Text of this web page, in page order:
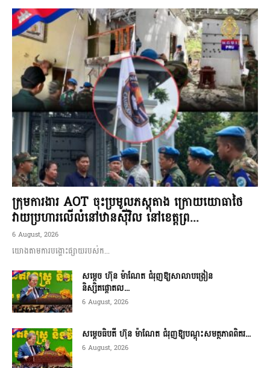
ក្រុមការងារ AOT ចុះប្រមូលភស្តុតាង ក្រោយយោធាថៃ
វាយប្រហារលើលំនៅឋានស៊ីវិល នៅខេត្តព្រ...
6 August, 2026
យោងតាមការបង្ហោះផ្សាយរបស់ក...
សម្តេច ហ៊ុន ម៉ាណែត ជំរុញឱ្យសាលាបង្រៀន
និស្សិតផ្តោតល...
6 August, 2026
សម្តេចធិបតី ហ៊ុន ម៉ាណែត ជំរុញឱ្យបណ្តុះសមត្ថភាពពិតរ...
6 August, 2026